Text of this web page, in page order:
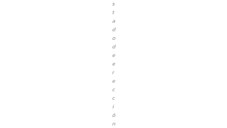
s
t
a
d
o
d
e
e
r
e
c
c
i
ó
n